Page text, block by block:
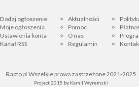
Dodaj ogłoszenie
Moje ogłoszenia
Ustawienia konta
Kanał RSS
Aktualności
Pomoc
O nas
Regulamin
Rapto.pl Wszelkie prawa zastrzeżone 2021-2025
Project 2015 by Kamil Wyremski